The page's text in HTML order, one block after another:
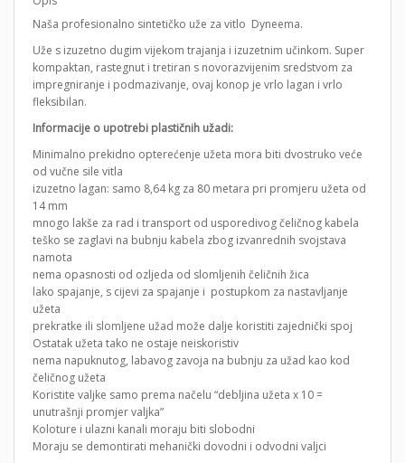
Naša profesionalno sintetičko uže za vitlo Dyneema.
Uže s izuzetno dugim vijekom trajanja i izuzetnim učinkom. Super
kompaktan, rastegnut i tretiran s novorazvijenim sredstvom za
impregniranje i podmazivanje, ovaj konop je vrlo lagan i vrlo
fleksibilan.
Informacije o upotrebi plastičnih užadi:
Minimalno prekidno opterećenje užeta mora biti dvostruko veće
od vučne sile vitla
izuzetno lagan: samo 8,64 kg za 80 metara pri promjeru užeta od
14 mm
mnogo lakše za rad i transport od usporedivog čeličnog kabela
teško se zaglavi na bubnju kabela zbog izvanrednih svojstava
namota
nema opasnosti od ozljeda od slomljenih čeličnih žica
lako spajanje, s cijevi za spajanje i postupkom za nastavljanje
užeta
prekratke ili slomljene užad može dalje koristiti zajednički spoj
Ostatak užeta tako ne ostaje neiskoristiv
nema napuknutog, labavog zavoja na bubnju za užad kao kod
čeličnog užeta
Koristite valjke samo prema načelu “debljina užeta x 10 =
unutrašnji promjer valjka”
Koloture i ulazni kanali moraju biti slobodni
Moraju se demontirati mehanički dovodni i odvodni valjci